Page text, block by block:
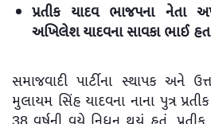
પ્રતીક યાદવ ભાજપના નેતા
અખિલેશ યાદવના સાવકા ભાઈ
સમાજવાદી પાર્ટીના સ્થાપક અને
મુલાયમ સિંહ યાદવના નાના પુત્ર